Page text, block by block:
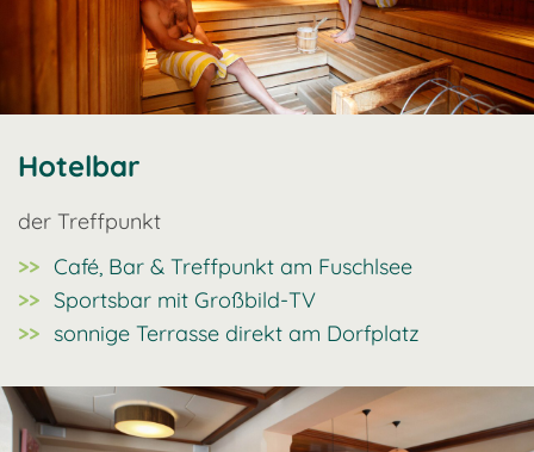
Hotelbar
der Treffpunkt
Café, Bar & Treffpunkt am Fuschlsee
Sportsbar mit Großbild-TV
sonnige Terrasse direkt am Dorfplatz